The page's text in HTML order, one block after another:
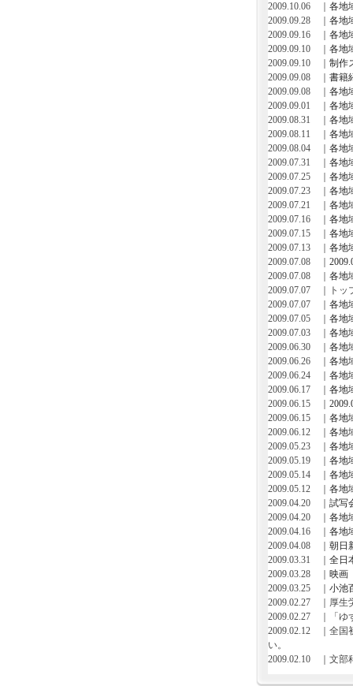
2009.10.06 ｜ 各地
2009.09.28 ｜ 各地
2009.09.16 ｜ 各地
2009.09.10 ｜ 各地
2009.09.10 ｜ 制作
2009.09.08 ｜ 書籍
2009.09.08 ｜ 各地
2009.09.01 ｜ 各地
2009.08.31 ｜ 各地
2009.08.11 ｜ 各地
2009.08.04 ｜ 各地
2009.07.31 ｜ 各地
2009.07.25 ｜ 各地
2009.07.23 ｜ 各地
2009.07.21 ｜ 各地
2009.07.16 ｜ 各地
2009.07.15 ｜ 各地
2009.07.13 ｜ 各地
2009.07.08 ｜
2009.07.08 ｜ 各地
2009.07.07 ｜トッ
2009.07.07 ｜ 各地
2009.07.05 ｜ 各地
2009.07.03 ｜ 各地
2009.06.30 ｜ 各地
2009.06.26 ｜ 各地
2009.06.24 ｜ 各地
2009.06.17 ｜ 各地
2009.06.15 ｜
2009.06.15 ｜ 各地
2009.06.12 ｜ 各地
2009.05.23 ｜ 各地
2009.05.19 ｜ 各地
2009.05.14 ｜ 各地
2009.05.12 ｜ 各地
2009.04.20 ｜ 試写
2009.04.20 ｜ 各地
2009.04.16 ｜ 各地
2009.04.08 ｜ 朝日
2009.03.31 ｜ 全日
2009.03.28 ｜ 映画
2009.03.25 ｜ 小池
2009.02.27 ｜厚生
2009.02.27 ｜「ゆ
2009.02.12 ｜全国
い。
2009.02.10 ｜文部